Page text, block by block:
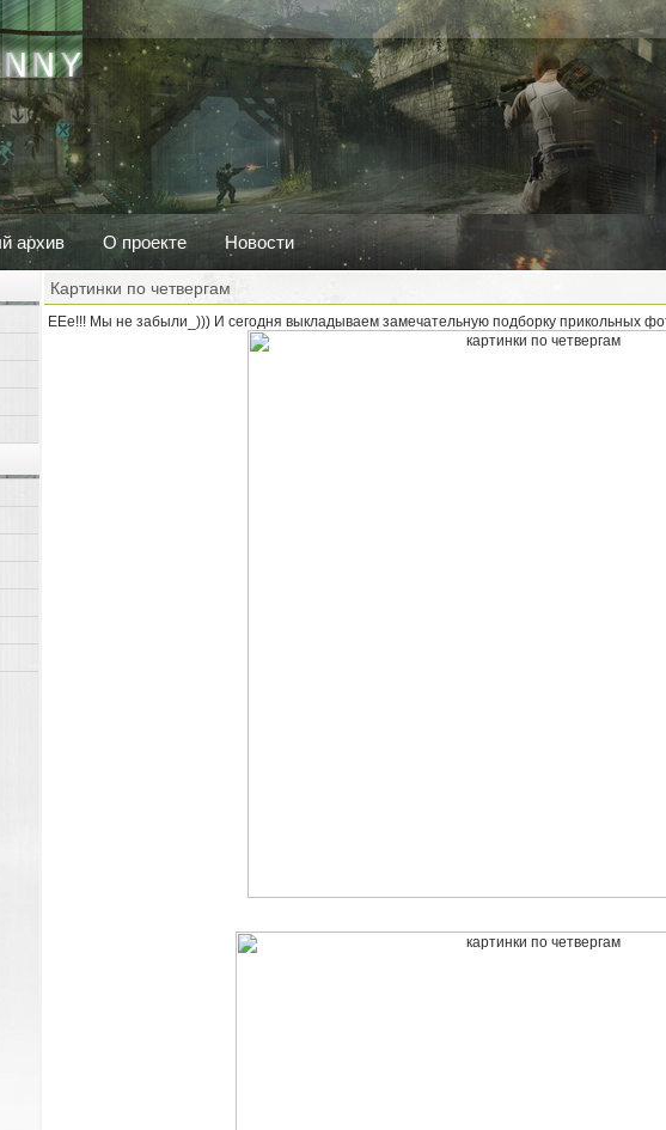
архив О проекте Новости
Картинки по четвергам
ЕЕе!!! Мы не забыли_))) И сегодня выкладываем замечательную подборку прикольных